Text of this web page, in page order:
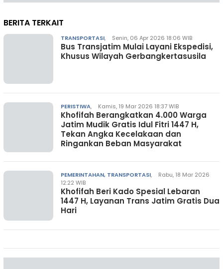
BERITA TERKAIT
TRANSPORTASI, Senin, 06 Apr 2026 18:06 WIB
Bus Transjatim Mulai Layani Ekspedisi,
Khusus Wilayah Gerbangkertasusila
PERISTIWA, Kamis, 19 Mar 2026 18:37 WIB
Khofifah Berangkatkan 4.000 Warga
Jatim Mudik Gratis Idul Fitri 1447 H,
Tekan Angka Kecelakaan dan
Ringankan Beban Masyarakat
PEMERINTAHAN, TRANSPORTASI,
Rabu, 18 Mar 2026
12:22 WIB
Khofifah Beri Kado Spesial Lebaran
1447 H, Layanan Trans Jatim Gratis Dua
Hari